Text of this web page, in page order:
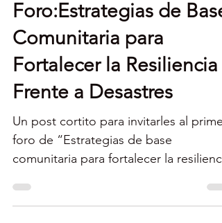
Econaturista
Foro:Estrategias de Base
Comunitaria para
Fortalecer la Resiliencia
Frente a Desastres
Un post cortito para invitarles al primer
foro de “Estrategias de base